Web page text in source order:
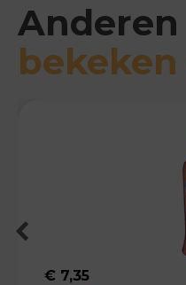
Anderen
€ 7,35